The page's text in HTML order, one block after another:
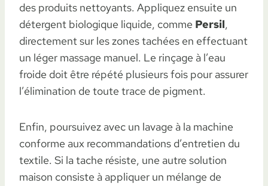
des produits nettoyants. Appliquez ensuite un
détergent biologique liquide, comme Persil,
directement sur les zones tachées en effectuant
un léger massage manuel. Le rinçage à l’eau
froide doit être répété plusieurs fois pour assurer
l’élimination de toute trace de pigment.
Enfin, poursuivez avec un lavage à la machine
conforme aux recommandations d’entretien du
textile. Si la tache résiste, une autre solution
maison consiste à appliquer un mélange de